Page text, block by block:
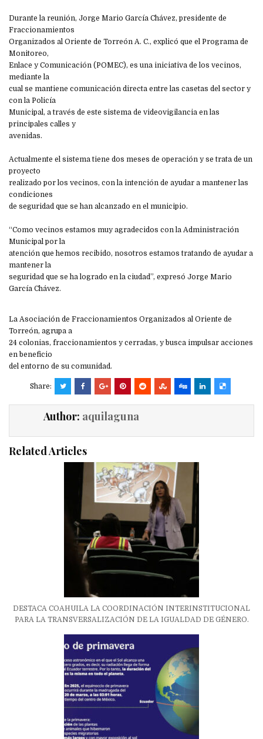
Durante la reunión, Jorge Mario García Chávez, presidente de
Fraccionamientos
Organizados al Oriente de Torreón A. C., explicó que el Programa de
Monitoreo,
Enlace y Comunicación (POMEC), es una iniciativa de los vecinos,
mediante la
cual se mantiene comunicación directa entre las casetas del sector y
con la Policía
Municipal, a través de este sistema de videovigilancia en las
principales calles y
avenidas.
Actualmente el sistema tiene dos meses de operación y se trata de un
proyecto
realizado por los vecinos, con la intención de ayudar a mantener las
condiciones
de seguridad que se han alcanzado en el municipio.
“Como vecinos estamos muy agradecidos con la Administración
Municipal por la
atención que hemos recibido, nosotros estamos tratando de ayudar a
mantener la
seguridad que se ha logrado en la ciudad”, expresó Jorge Mario
García Chávez.
La Asociación de Fraccionamientos Organizados al Oriente de
Torreón, agrupa a
24 colonias, fraccionamientos y cerradas, y busca impulsar acciones
en beneficio
del entorno de su comunidad.
Share:
Author: aquilaguna
Related Articles
DESTACA COAHUILA LA COORDINACIÓN INTERINSTITUCIONAL
PARA LA TRANSVERSALIZACIÓN DE LA IGUALDAD DE GÉNERO.